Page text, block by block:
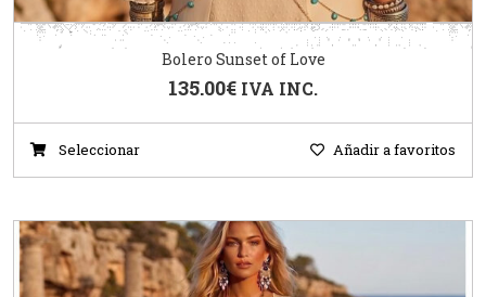
Bolero Sunset of Love
135.00€ IVA INC.
Seleccionar Añadir a favoritos